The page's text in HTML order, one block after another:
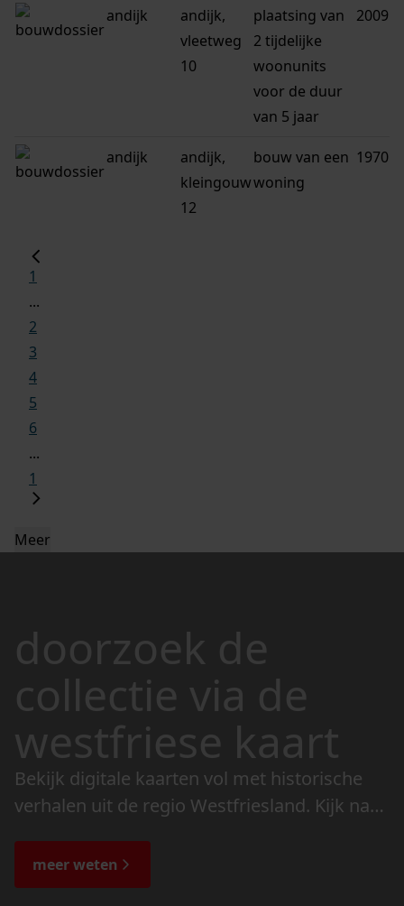
andijk
andijk,
vleetweg
10
plaatsing van
2 tijdelijke
woonunits
voor de duur
van 5 jaar
2009
andijk
andijk,
kleingouw
12
bouw van een
woning
1970
1
...
2
3
4
5
6
...
1
Meer
doorzoek de
collectie via de
westfriese kaart
Bekijk digitale kaarten vol met historische
verhalen uit de regio Westfriesland. Kijk naar
de bijzondere verhalen.
meer weten